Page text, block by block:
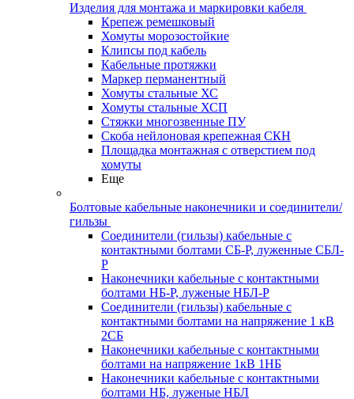
Изделия для монтажа и маркировки кабеля
Крепеж ремешковый
Хомуты морозостойкие
Клипсы под кабель
Кабельные протяжки
Маркер перманентный
Хомуты стальные ХС
Хомуты стальные ХСП
Стяжки многозвенные ПУ
Скоба нейлоновая крепежная СКН
Площадка монтажная с отверстием под
хомуты
Еще
Болтовые кабельные наконечники и соединители/
гильзы
Соединители (гильзы) кабельные с
контактными болтами СБ-Р, луженные СБЛ-
Р
Наконечники кабельные с контактными
болтами НБ-Р, луженые НБЛ-Р
Соединители (гильзы) кабельные с
контактными болтами на напряжение 1 кВ
2СБ
Наконечники кабельные с контактными
болтами на напряжение 1кВ 1НБ
Наконечники кабельные с контактными
болтами НБ, луженые НБЛ